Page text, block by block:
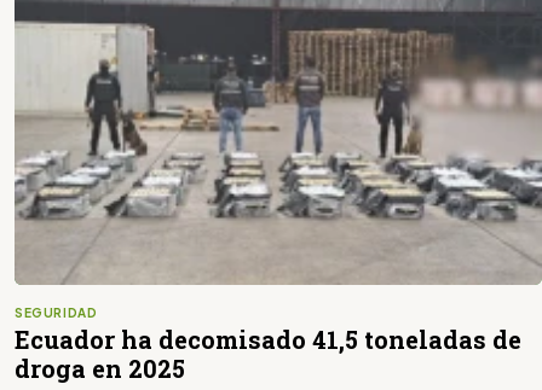
SEGURIDAD
Ecuador ha decomisado 41,5 toneladas de
droga en 2025